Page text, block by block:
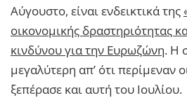
Αύγουστο, είναι ενδεικτικά της
οικονομικής δραστηριότητας
κινδύνου για την Ευρωζώνη. Η
μεγαλύτερη απ’ ότι περίμεναν
ξεπέρασε και αυτή του Ιουλίου.